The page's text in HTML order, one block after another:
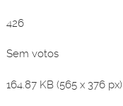
426
Sem votos
164.87 KB (565 x 376 px)